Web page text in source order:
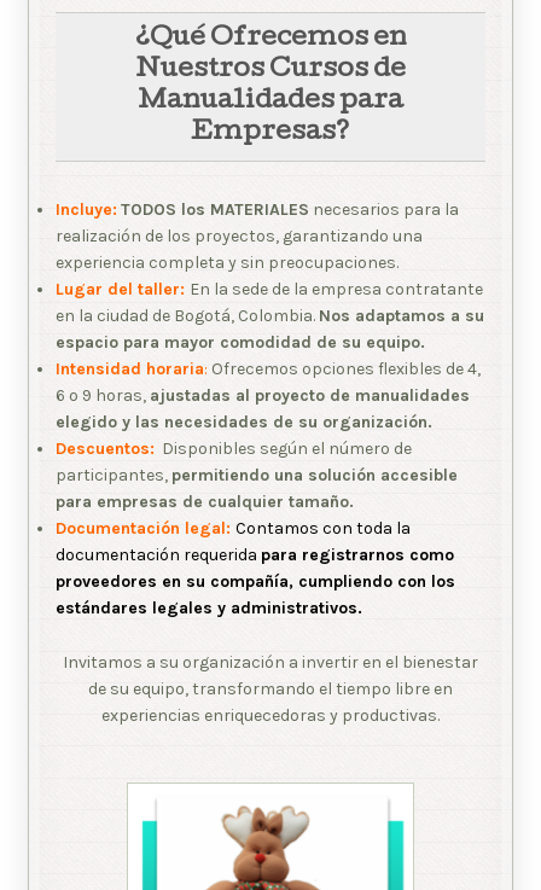
¿Qué Ofrecemos en
Nuestros Cursos de
Manualidades para
Empresas?
Incluye: TODOS los MATERIALES necesarios para la
realización de los proyectos, garantizando una
experiencia completa y sin preocupaciones.
Lugar del taller: En la sede de la empresa contratante
en la ciudad de Bogotá, Colombia. Nos adaptamos a su
espacio para mayor comodidad de su equipo.
Intensidad horaria: Ofrecemos opciones flexibles de 4,
6 o 9 horas, ajustadas al proyecto de manualidades
elegido y las necesidades de su organización.
Descuentos: Disponibles según el número de
participantes, permitiendo una solución accesible
para empresas de cualquier tamaño.
Documentación legal:Contamos con toda la
documentación requerida para registrarnos como
proveedores en su compañía, cumpliendo con los
estándares legales y administrativos.
Invitamos a su organización a invertir en el bienestar
de su equipo, transformando el tiempo libre en
experiencias enriquecedoras y productivas.